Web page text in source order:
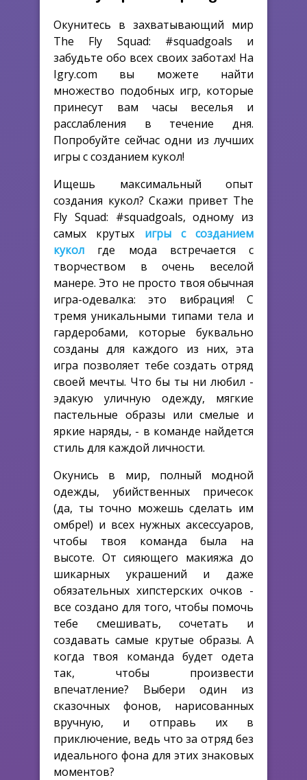
Окунитесь в захватывающий мир
The Fly Squad: #squadgoals и
забудьте обо всех своих заботах! На
Igry.com вы можете найти
множество подобных игр, которые
принесут вам часы веселья и
расслабления в течение дня.
Попробуйте сейчас одни из лучших
игры с созданием кукол!
Ищешь максимальный опыт
создания кукол? Скажи привет The
Fly Squad: #squadgoals, одному из
самых крутых игры с созданием
кукол где мода встречается с
творчеством в очень веселой
манере. Это не просто твоя обычная
игра-одевалка: это вибрация! С
тремя уникальными типами тела и
гардеробами, которые буквально
созданы для каждого из них, эта
игра позволяет тебе создать отряд
своей мечты. Что бы ты ни любил -
эдакую уличную одежду, мягкие
пастельные образы или смелые и
яркие наряды, - в команде найдется
стиль для каждой личности.
Окунись в мир, полный модной
одежды, убийственных причесок
(да, ты точно можешь сделать им
омбре!) и всех нужных аксессуаров,
чтобы твоя команда была на
высоте. От сияющего макияжа до
шикарных украшений и даже
обязательных хипстерских очков -
все создано для того, чтобы помочь
тебе смешивать, сочетать и
создавать самые крутые образы. А
когда твоя команда будет одета
так, чтобы произвести
впечатление? Выбери один из
сказочных фонов, нарисованных
вручную, и отправь их в
приключение, ведь что за отряд без
идеального фона для этих знаковых
моментов?